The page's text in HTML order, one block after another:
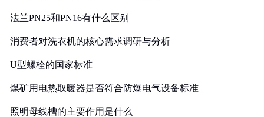
法兰PN25和PN16有什么区别
消费者对洗衣机的核心需求调研与分析
U型螺栓的国家标准
煤矿用电热取暖器是否符合防爆电气设备标准
照明母线槽的主要作用是什么